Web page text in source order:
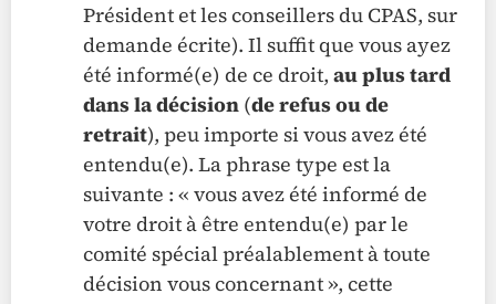
Président et les conseillers du CPAS, sur
demande écrite). Il suffit que vous ayez
été informé(e) de ce droit, au plus tard
dans la décision (de refusou de
retrait), peu importe si vous avez été
entendu(e). La phrase type est la
suivante : « vous avez été informé de
votre droit à être entendu(e) par le
comité spécial préalablement à toute
décision vous concernant », cette